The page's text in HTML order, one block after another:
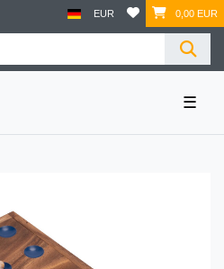
EUR 0,00 EUR
☰